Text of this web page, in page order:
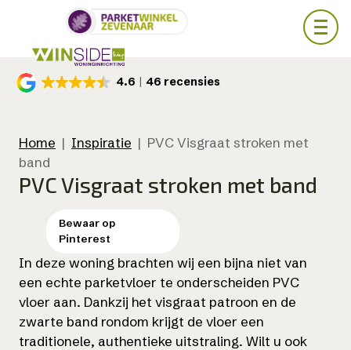
4.6 46 recensies
Home | Inspiratie | PVC Visgraat stroken met
band
PVC Visgraat stroken met band
In deze woning brachten wij een bijna niet van
een echte parketvloer te onderscheiden PVC
vloer aan. Dankzij het visgraat patroon en de
zwarte band rondom krijgt de vloer een
traditionele, authentieke uitstraling. Wilt u ook